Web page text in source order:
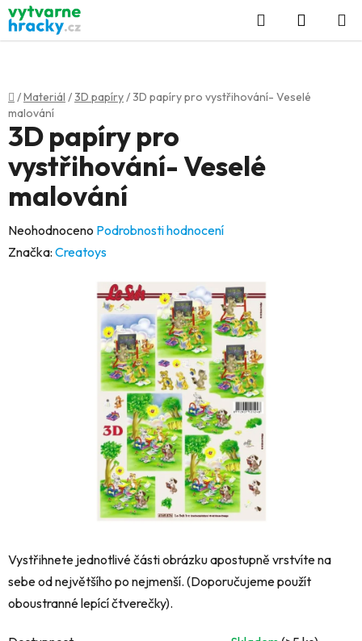
Přejít
na
obsah
Hledat
KOŠÍK
Domů
/Materiál /3D papíry/3D papíry pro vystřihování- Veselé
malování
Vystřihnete jednotlivé části obrázku apostupně vrstvíte na
sebe od největšího po nejmenší. (Doporučujeme použít
oboustranné lepící čtverečky).
3D papíry pro
vystřihování- Veselé
malování
Průměrné
hodnocení
Neohodnoceno Podrobnosti hodnocení
Značka: Creatoys